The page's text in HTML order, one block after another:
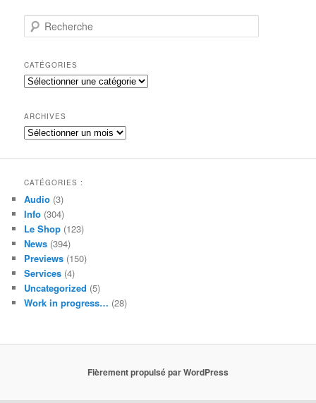
e
h
e
r
h
e
CATÉGORIES
Catégories
ARCHIVES
Archives
CATÉGORIES :
Audio (3)
Info (304)
Le Shop (123)
News (394)
Previews (150)
Services (4)
Uncategorized (5)
Work in progress… (28)
Fièrement propulsé par WordPress